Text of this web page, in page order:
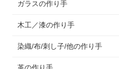
ガラスの作り手
木工／漆の作り手
染織/布/刺し子/他の作り手